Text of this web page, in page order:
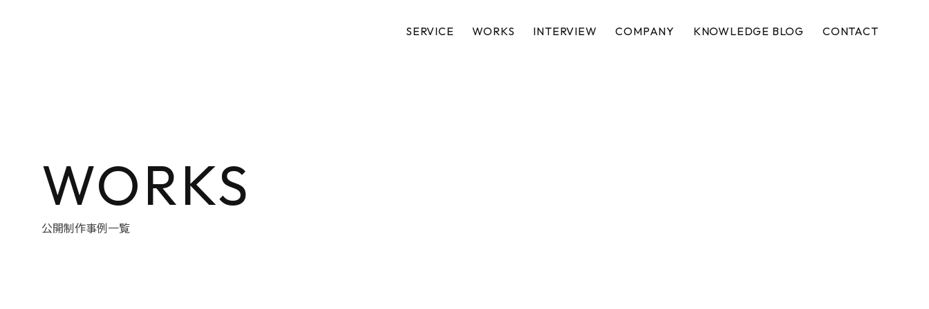
SERVICE WORKS INTERVIEW COMPANY KNOWLEDGE BLOG CONTACT
WORKS
公開制作事例一覧